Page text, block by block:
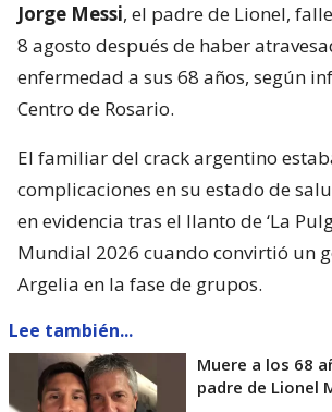
Jorge Messi, el padre de Lionel,
8 agosto después de haber
enfermedad a sus 68 años, según
Centro de Rosario.
El familiar del crack argentino
complicaciones en su estado de
en evidencia tras el llanto de ‘La
Mundial 2026 cuando convirtió un
Argelia en la fase de grupos.
Lee también...
Muere a los 68
padre de Lionel